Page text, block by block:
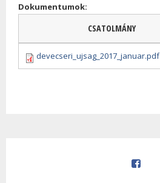
Dokumentumok:
CSATOLMÁNY
devecseri_ujsag_2017_januar.pdf